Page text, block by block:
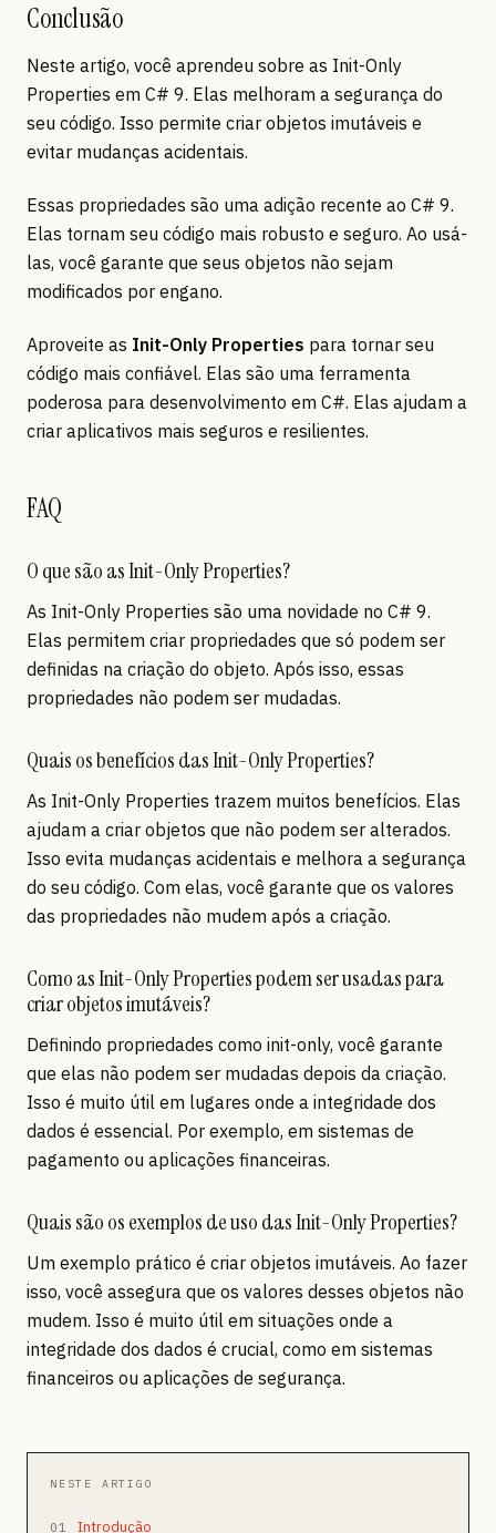
Conclusão
Neste artigo, você aprendeu sobre as Init-Only
Properties em C# 9. Elas melhoram a segurança do
seu código. Isso permite criar objetos imutáveis e
evitar mudanças acidentais.
Essas propriedades são uma adição recente ao C# 9.
Elas tornam seu código mais robusto e seguro. Ao usá-
las, você garante que seus objetos não sejam
modificados por engano.
Aproveite as Init-Only Properties para tornar seu
código mais confiável. Elas são uma ferramenta
poderosa para desenvolvimento em C#. Elas ajudam a
criar aplicativos mais seguros e resilientes.
FAQ
O que são as Init-Only Properties?
As Init-Only Properties são uma novidade no C# 9.
Elas permitem criar propriedades que só podem ser
definidas na criação do objeto. Após isso, essas
propriedades não podem ser mudadas.
Quais os benefícios das Init-Only Properties?
As Init-Only Properties trazem muitos benefícios. Elas
ajudam a criar objetos que não podem ser alterados.
Isso evita mudanças acidentais e melhora a segurança
do seu código. Com elas, você garante que os valores
das propriedades não mudem após a criação.
Como as Init-Only Properties podem ser usadas para
criar objetos imutáveis?
Definindo propriedades como init-only, você garante
que elas não podem ser mudadas depois da criação.
Isso é muito útil em lugares onde a integridade dos
dados é essencial. Por exemplo, em sistemas de
pagamento ou aplicações financeiras.
Quais são os exemplos de uso das Init-Only Properties?
Um exemplo prático é criar objetos imutáveis. Ao fazer
isso, você assegura que os valores desses objetos não
mudem. Isso é muito útil em situações onde a
integridade dos dados é crucial, como em sistemas
financeiros ou aplicações de segurança.
NESTE ARTIGO
01 Introdução